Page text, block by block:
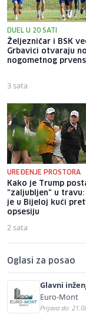
DUEL U 20 SATI
Željezničar i BSK
Grbavici otvaraju
nogometnog
3 sata
UREĐENJE PROSTORA
Kako je Trump
"zaljubljen" u travu:
je u Bijeloj kući
opsesiju
2 sata
Oglasi za posao
Glavni
Euro-Mont
Prijava do: